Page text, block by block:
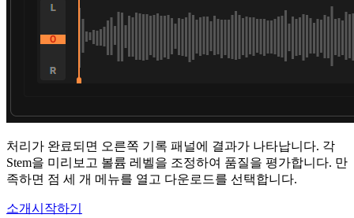
처리가 완료되면 오른쪽 기록 패널에 결과가 나타납니다. 각
Stem을 미리보고 볼륨 레벨을 조정하여 품질을 평가합니다. 만
족하면 점 세 개 메뉴를 열고 다운로드를 선택합니다.
소개시작하기